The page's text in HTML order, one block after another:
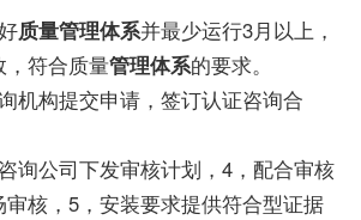
质量管理体系并最少运行3月以上，
，符合质量管理体系的要求。
机构提交申请，签订认证咨询合
询公司下发审核计划，4，配合审核
核，5，安装要求提供符合型证据